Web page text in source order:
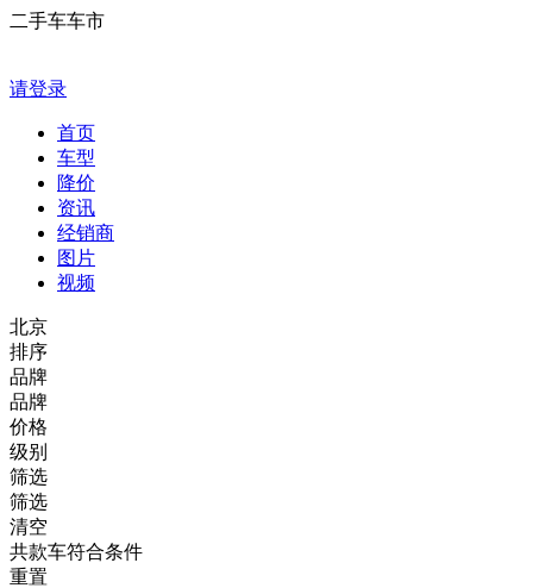
二手车车市
请登录
首页
车型
降价
资讯
经销商
图片
视频
北京
排序
品牌
品牌
价格
级别
筛选
筛选
清空
共款车符合条件
重置